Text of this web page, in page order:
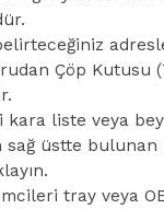
Çöp Kutusu
kara liste veya
sağ üstte bulunan
tray veya